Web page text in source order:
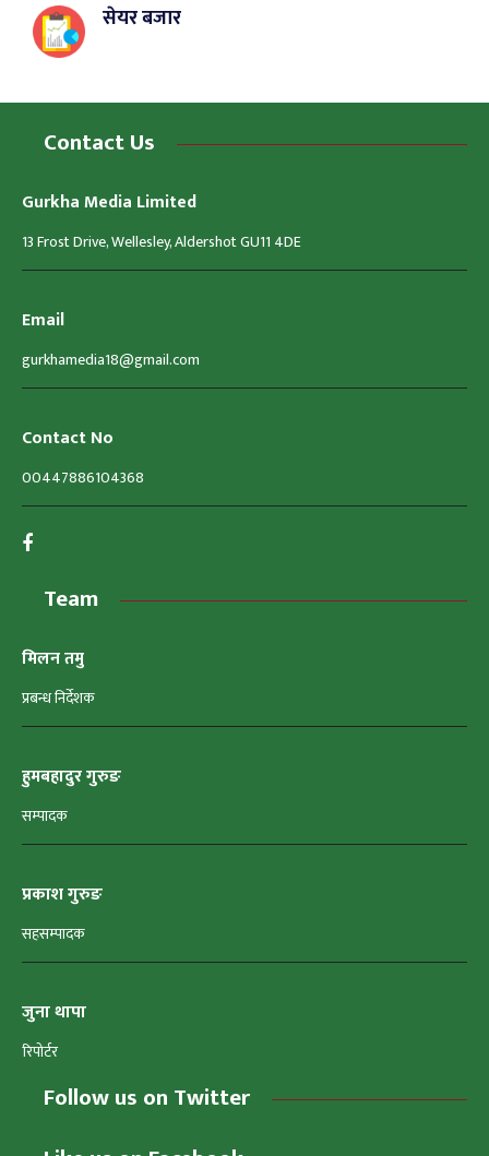
सेयर बजार
Contact Us
Gurkha Media Limited
13 Frost Drive, Wellesley, Aldershot GU11 4DE
Email
gurkhamedia18@gmail.com
Contact No
00447886104368
Team
मिलन तमु
प्रबन्ध निर्देशक
हुमबहादुर गुरुङ
सम्पादक
प्रकाश गुरुङ
सहसम्पादक
जुना थापा
रिपोर्टर
Follow us on Twitter